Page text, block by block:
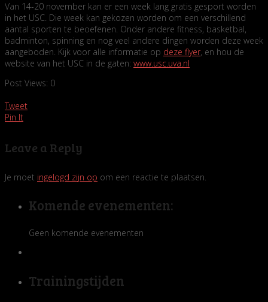
Van 14-20 november kan er een week lang gratis gesport worden
in het USC. Die week kan gekozen worden om een verschillend
aantal sporten te beoefenen. Onder andere fitness, basketbal,
badminton, spinning en nog veel andere dingen worden deze week
aangeboden. Kijk voor alle informatie op deze flyer, en hou de
website van het USC in de gaten: www.usc.uva.nl
Post Views: 0
Tweet
Pin It
Leave a Reply
Je moet ingelogd zijn op om een reactie te plaatsen.
Komende evenementen:
Geen komende evenementen
Trainingstijden